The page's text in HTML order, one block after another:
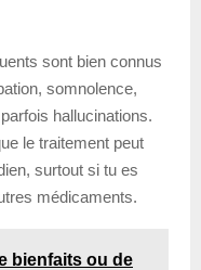
sont bien connus
somnolence,
hallucinations.
le traitement peut
surtout si tu es
médicaments.
bienfaits ou de